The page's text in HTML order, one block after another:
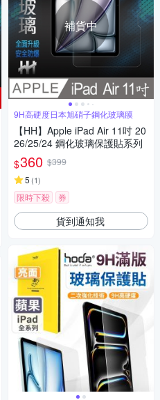
補貨中
9H高硬度日本旭硝子鋼化玻璃膜
【HH】Apple iPad Air 11吋 20
26/25/24 鋼化玻璃保護貼系列
$360 $399
5 (1)
限時下殺 券
貨到通知我